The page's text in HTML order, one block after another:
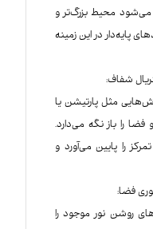
محیط بزرگ‌تر و
پایه‌دار در این زمینه
شفاف:
مثل پارتیشن یا
را باز نگه می‌دارد.
را پایین می‌آورد و
فضا:
روشن نور موجود را